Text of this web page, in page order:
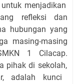
menjadikan
refleksi dan
hubungan yang
masing-masing
1 Cilacap.
pihak di sekolah,
adalah kunci